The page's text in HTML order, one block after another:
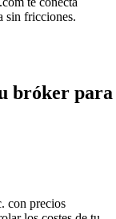
sin fricciones.
bróker para
con precios